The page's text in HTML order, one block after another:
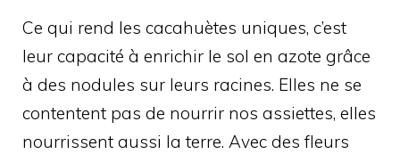
Ce qui rend les cacahuètes uniques, c’est
leur capacité à enrichir le sol en azote grâce
à des nodules sur leurs racines. Elles ne se
contentent pas de nourrir nos assiettes, elles
nourrissent aussi la terre. Avec des fleurs